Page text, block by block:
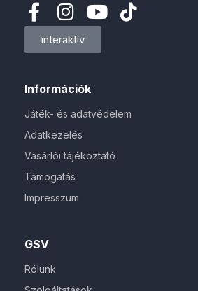
GSV
Rólunk
Információk
Játék- és adatvédelem
Adatkezelés
Vásárlói tájékoztató
Támogatás
Impresszum
interaktív